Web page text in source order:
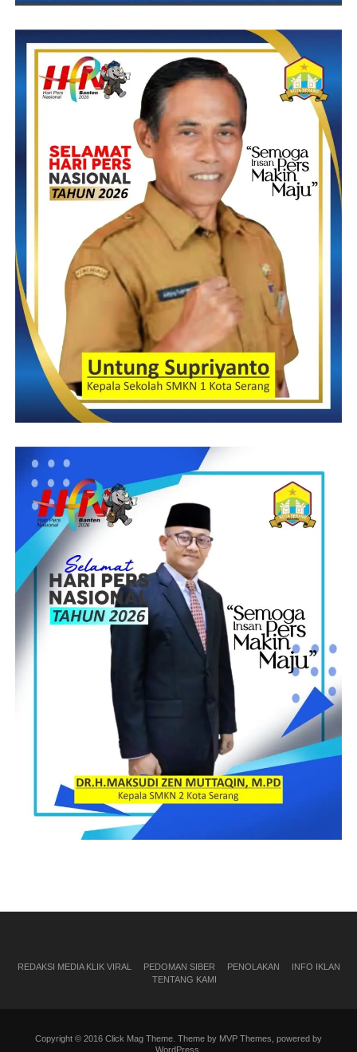
REDAKSI MEDIA KLIK VIRAL PEDOMAN SIBER PENOLAKAN
INFO IKLAN
TENTANG KAMI
Copyright © 2016 Click Mag Theme. Theme by MVP Themes, powered by
WordPress.